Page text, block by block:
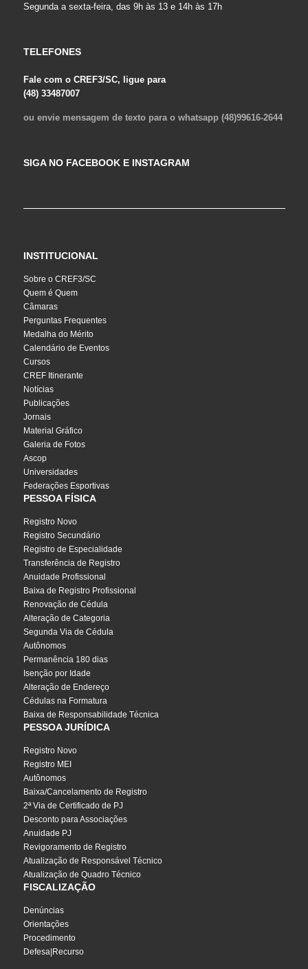
Segunda a sexta-feira, das 9h às 13 e 14h às 17h
TELEFONES
Fale com o CREF3/SC, ligue para
(48) 33487007
ou envie mensagem de texto para o whatsapp (48)99616-2644
SIGA NO FACEBOOK E INSTAGRAM
INSTITUCIONAL
Sobre o CREF3/SC
Quem é Quem
Câmaras
Perguntas Frequentes
Medalha do Mérito
Calendário de Eventos
Cursos
CREF Itinerante
Notícias
Publicações
Jornais
Material Gráfico
Galeria de Fotos
Ascop
Universidades
Federações Esportivas
PESSOA FÍSICA
Registro Novo
Registro Secundário
Registro de Especialidade
Transferência de Registro
Anuidade Profissional
Baixa de Registro Profissional
Renovação de Cédula
Alteração de Categoria
Segunda Via de Cédula
Autônomos
Permanência 180 dias
Isenção por Idade
Alteração de Endereço
Cédulas na Formatura
Baixa de Responsabilidade Técnica
PESSOA JURÍDICA
Registro Novo
Registro MEI
Autônomos
Baixa/Cancelamento de Registro
2ª Via de Certificado de PJ
Desconto para Associações
Anuidade PJ
Revigoramento de Registro
Atualização de Responsável Técnico
Atualização de Quadro Técnico
FISCALIZAÇÃO
Denúncias
Orientações
Procedimento
Defesa|Recurso